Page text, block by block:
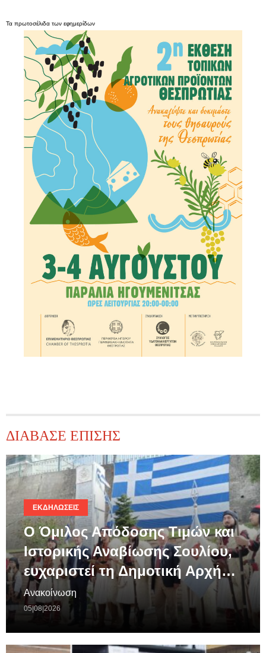
Τα πρωτοσέλιδα των εφημερίδων
ΔΙΑΒΑΣΕ ΕΠΙΣΗΣ
ΕΚΔΗΛΏΣΕΙΣ
Ο Όμιλος Απόδοσης Τιμών και
Ιστορικής Αναβίωσης Σουλίου,
ευχαριστεί τη Δημοτική Αρχή…
Ανακοίνωση
05|08|2026